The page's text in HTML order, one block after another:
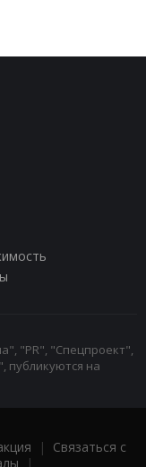
"PR", "Спецпроект",
публикуются на
| Связаться с
|